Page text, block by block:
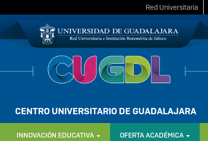
Red Universitaria
CENTRO UNIVERSITARIO DE GUADALAJARA
INNOVACIÓN EDUCATIVA OFERTA ACADÉMICA